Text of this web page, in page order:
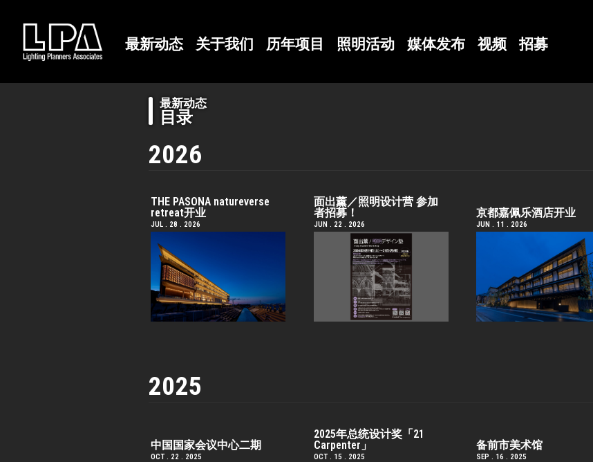
最新动态 关于我们 历年项目 照明活动 媒体发布 视频 招募
最新动态
目录
2026
THE PASONA natureverse
retreat开业
JUL . 28 . 2026
面出薰／照明设计营 参加
者招募！
JUN . 22 . 2026
京都嘉佩乐酒店开业
JUN . 11 . 2026
2025
中国国家会议中心二期
OCT . 22 . 2025
2025年总统设计奖「21
Carpenter」
OCT . 15 . 2025
备前市美术馆
SEP . 16 . 2025